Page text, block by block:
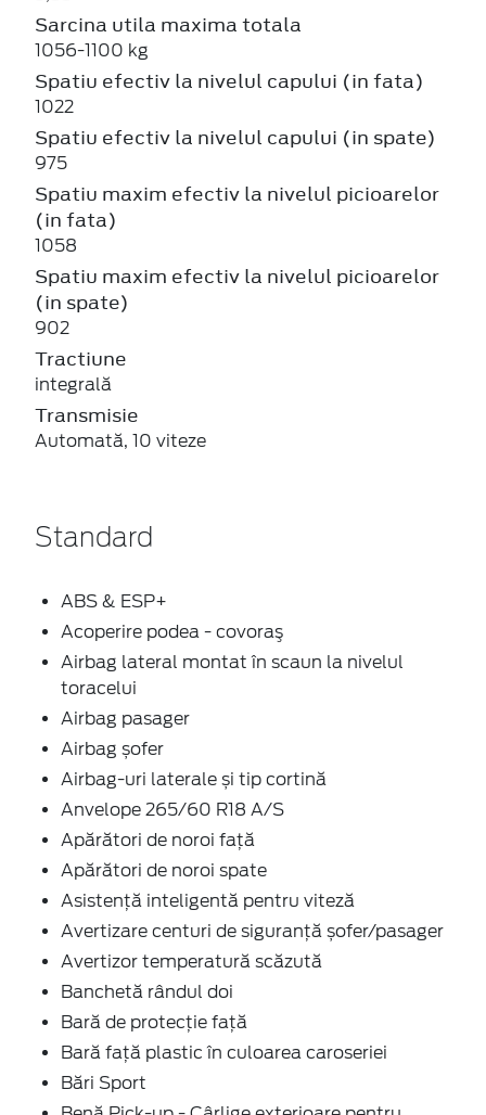
Sarcina utila maxima totala
1056-1100 kg
Spatiu efectiv la nivelul capului (in fata)
1022
Spatiu efectiv la nivelul capului (in spate)
975
Spatiu maxim efectiv la nivelul picioarelor
(in fata)
1058
Spatiu maxim efectiv la nivelul picioarelor
(in spate)
902
Tractiune
integrală
Transmisie
Automată, 10 viteze
Standard
ABS & ESP+
Acoperire podea - covoraş
Airbag lateral montat în scaun la nivelul
toracelui
Airbag pasager
Airbag șofer
Airbag-uri laterale și tip cortină
Anvelope 265/60 R18 A/S
Apărători de noroi față
Apărători de noroi spate
Asistență inteligentă pentru viteză
Avertizare centuri de siguranță șofer/pasager
Avertizor temperatură scăzută
Banchetă rândul doi
Bară de protecție față
Bară față plastic în culoarea caroseriei
Bări Sport